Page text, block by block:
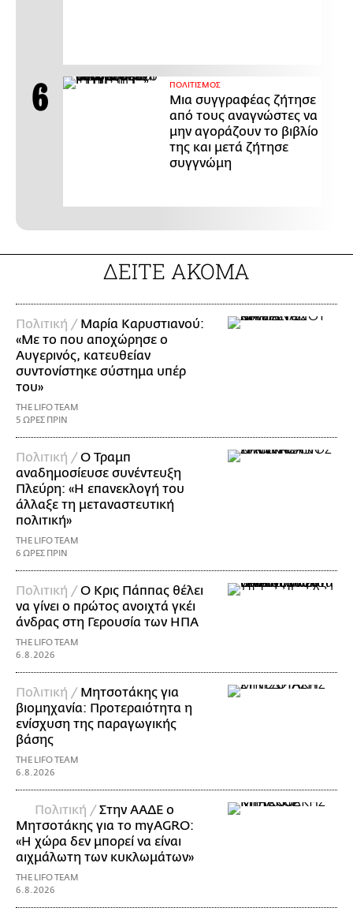
ΠΟΛΙΤΙΣΜΟΣ
Μια συγγραφέας ζήτησε
από τους αναγνώστες να
μην αγοράζουν το βιβλίο
της και μετά ζήτησε
συγγνώμη
ΔΕΙΤΕ ΑΚΟΜΑ
Πολιτική / Μαρία Καρυστιανού:
«Με το που αποχώρησε ο
Αυγερινός, κατευθείαν
συντονίστηκε σύστημα υπέρ
του»
THE LIFO TEAM
5 ΩΡΕΣ ΠΡΙΝ
Πολιτική /Ο Τραμπ
αναδημοσίευσε συνέντευξη
Πλεύρη: «Η επανεκλογή του
άλλαξε τη μεταναστευτική
πολιτική»
THE LIFO TEAM
6 ΩΡΕΣ ΠΡΙΝ
Πολιτική /Ο Κρις Πάππας θέλει
να γίνει ο πρώτος ανοιχτά γκέι
άνδρας στη Γερουσία των ΗΠΑ
THE LIFO TEAM
6.8.2026
Πολιτική / Μητσοτάκης για
βιομηχανία: Προτεραιότητα η
ενίσχυση της παραγωγικής
βάσης
THE LIFO TEAM
6.8.2026
Πολιτική /Στην ΑΑΔΕ ο
Μητσοτάκης για το myAGRO:
«Η χώρα δεν μπορεί να είναι
αιχμάλωτη των κυκλωμάτων»
THE LIFO TEAM
6.8.2026